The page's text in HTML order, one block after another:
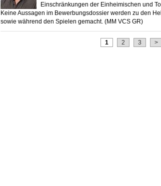
Einschränkungen der Einheimischen und
Keine Aussagen im Bewerbungsdossier werden zu den
sowie während den Spielen gemacht. (MM VCS GR)
1 2 3 >